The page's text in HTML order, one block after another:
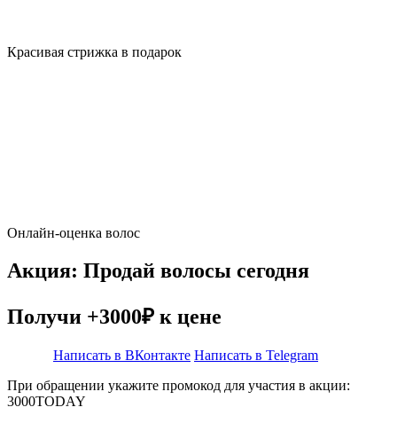
Красивая стрижка в подарок
Онлайн-оценка волос
Акция: Продай волосы сегодня
Получи +3000₽ к цене
Написать в ВКонтакте Написать в Telegram
При обращении укажите промокод для участия в акции:
3000TODAY